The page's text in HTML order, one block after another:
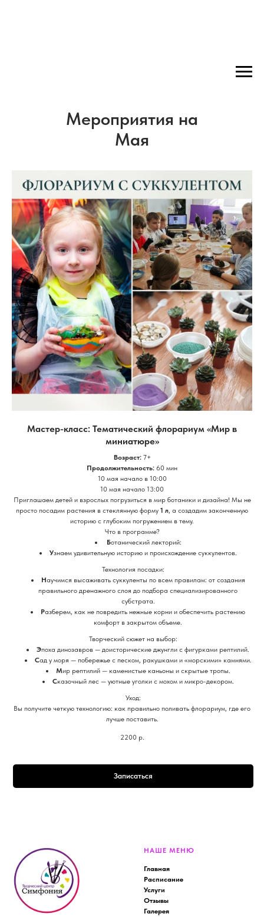
Мероприятия на
Мая
Мастер-класс: Тематический флорариум «Мир в
миниатюре»
Возраст:7+
Продолжительность: 60 мин
10 мая начало в 10:00
10 мая начало 13:00
​Приглашаем детей и взрослых погрузиться в мир ботаники и дизайна! Мы не
просто посадим растения в стеклянную форму 1 л, а создадим законченную
историю с глубоким погружением в тему.
​Что в программе?
Ботанический лекторий:
Узнаем удивительную историю и происхождение суккулентов.
​ Технология посадки:
Научимся высаживать суккуленты по всем правилам: от создания
правильного дренажного слоя до подбора специализированного
субстрата.
Разберем, как не повредить нежные корни и обеспечить растению
комфорт в закрытом объеме.
​ Творческий сюжет на выбор:
Эпоха динозавров — доисторические джунгли с фигурками рептилий.
​Сад у моря — побережье с песком, ракушками и «морскими» камнями.
Мир рептилий — каменистые каньоны и скрытые тропы.
Сказочный лес — уютные уголки с мохом и микро-декором.
​ Уход:
​Вы получите четкую технологию: как правильно поливать флорариум, где его
лучше поставить.
2200 р.
Записаться
НАШЕ МЕНЮ
Главная
Расписание
Услуги
Отзывы
Галерея